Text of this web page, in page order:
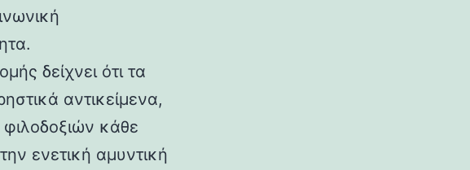
δείχνει ότι τα
αντικείμενα,
κάθε
ενετική αμυντική